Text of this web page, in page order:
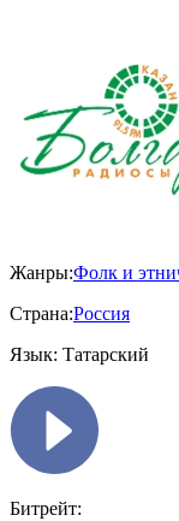
Жанры:Фолк и
Страна:Россия
Язык: Татарский
Битрейт: